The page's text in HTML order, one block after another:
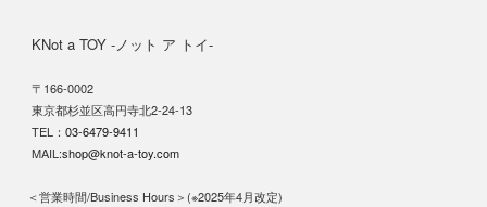
KNot a TOY -ノット ア トイ-
〒166-0002
東京都杉並区高円寺北2-24-13
TEL： 03-6479-9411
MAIL:shop@knot-a-toy.com
＜営業時間/Business Hours＞(※2025年4月改定)